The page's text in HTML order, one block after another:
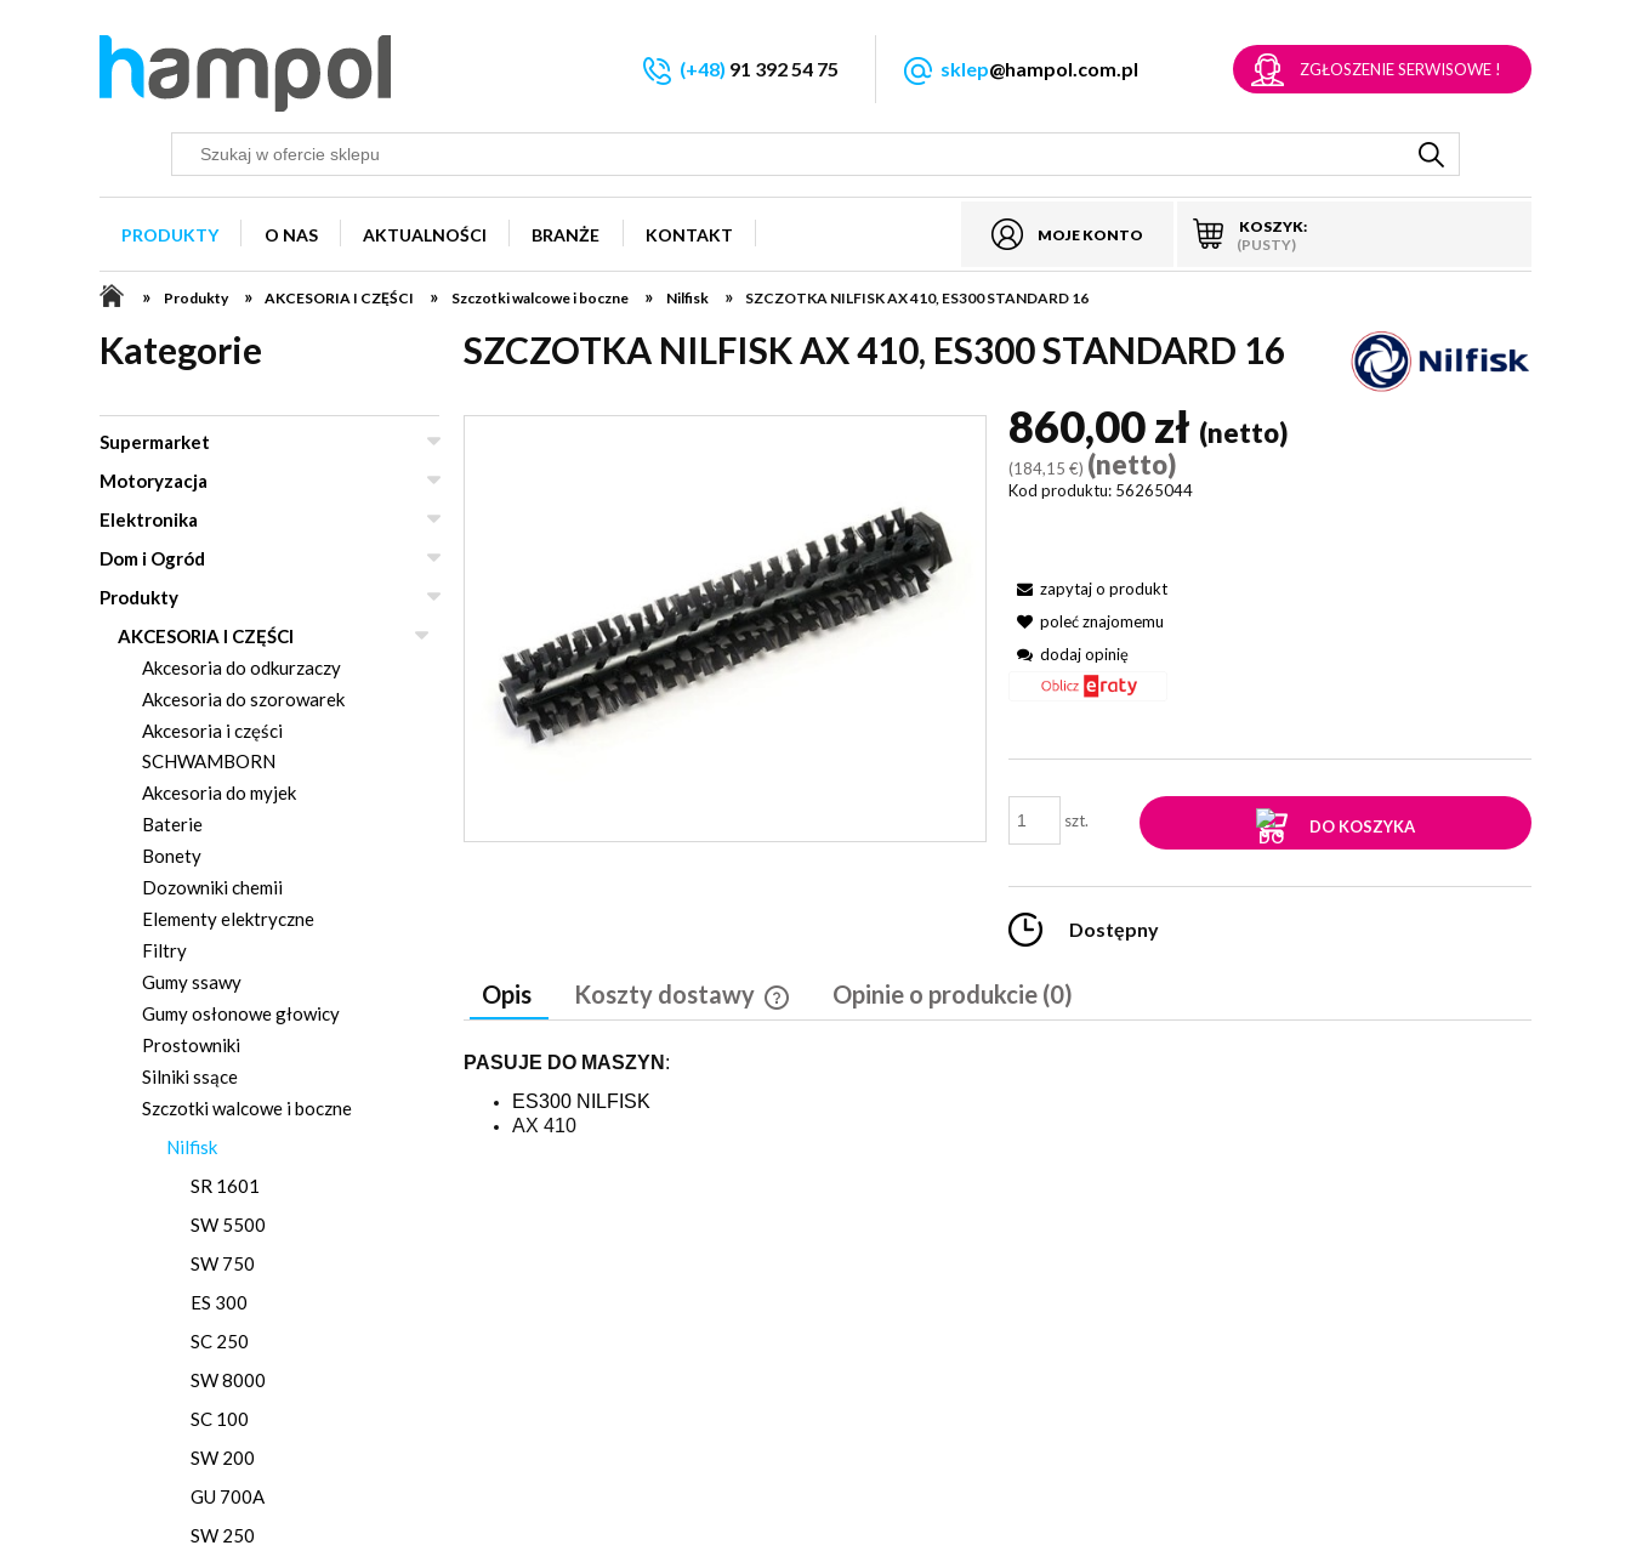
MOJE KONTO
KOSZYK:
(PUSTY)
(+48) 91 392 54 75 sklep@hampol.com.pl ZGŁOSZENIE SERWISOWE !
PRODUKTY O NAS AKTUALNOŚCI BRANŻE KONTAKT
» Produkty » AKCESORIA I CZĘŚCI » Szczotki walcowe i boczne » Nilfisk » SZCZOTKA NILFISK AX 410, ES300 STANDARD 16
Kategorie
Supermarket
Motoryzacja
Elektronika
Dom i Ogród
Produkty
AKCESORIA I CZĘŚCI
Akcesoria do odkurzaczy
Akcesoria do szorowarek
Akcesoria i części
SCHWAMBORN
Akcesoria do myjek
Baterie
Bonety
Dozowniki chemii
Elementy elektryczne
Filtry
Gumy ssawy
Gumy osłonowe głowicy
Prostowniki
Silniki ssące
Szczotki walcowe i boczne
Nilfisk
SR 1601
SW 5500
SW 750
ES 300
SC 250
SW 8000
SC 100
SW 200
GU 700A
SW 250
SZCZOTKA NILFISK AX 410, ES300 STANDARD 16
860,00 zł (netto)
(184,15 €) (netto)
Kod produktu: 56265044
zapytaj o produkt
poleć znajomemu
dodaj opinię
szt. DO KOSZYKA
Dostępny
Opis Koszty dostawy Opinie o produkcie (0)
PASUJE DO MASZYN :
ES300 NILFISK
AX 410